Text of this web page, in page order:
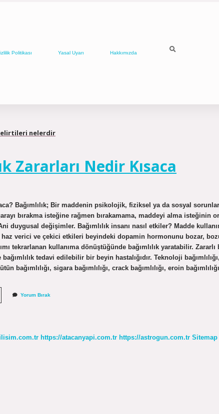
Politikası Yasal Uyarı Hakkımızda
belirtileri nelerdir
Zararları Nedir Kısaca
Bağımlılık; Bir maddenin psikolojik, fiziksel ya da sosyal
bırakma isteğine rağmen bırakamama, maddeyi alma isteğinin
duygusal değişimler. Bağımlılık insanı nasıl etkiler? Madde
haz verici ve çekici etkileri beyindeki dopamin hormonunu bozar,
tekrarlanan kullanıma dönüştüğünde bağımlılık yaratabilir. Zararlı
bağımlılık tedavi edilebilir bir beyin hastalığıdır. Teknoloji
bağımlılığı, sigara bağımlılığı, crack bağımlılığı, eroin
Yorum Bırak
https://atacanyapi.com.tr https://astrogun.com.tr Sitemap